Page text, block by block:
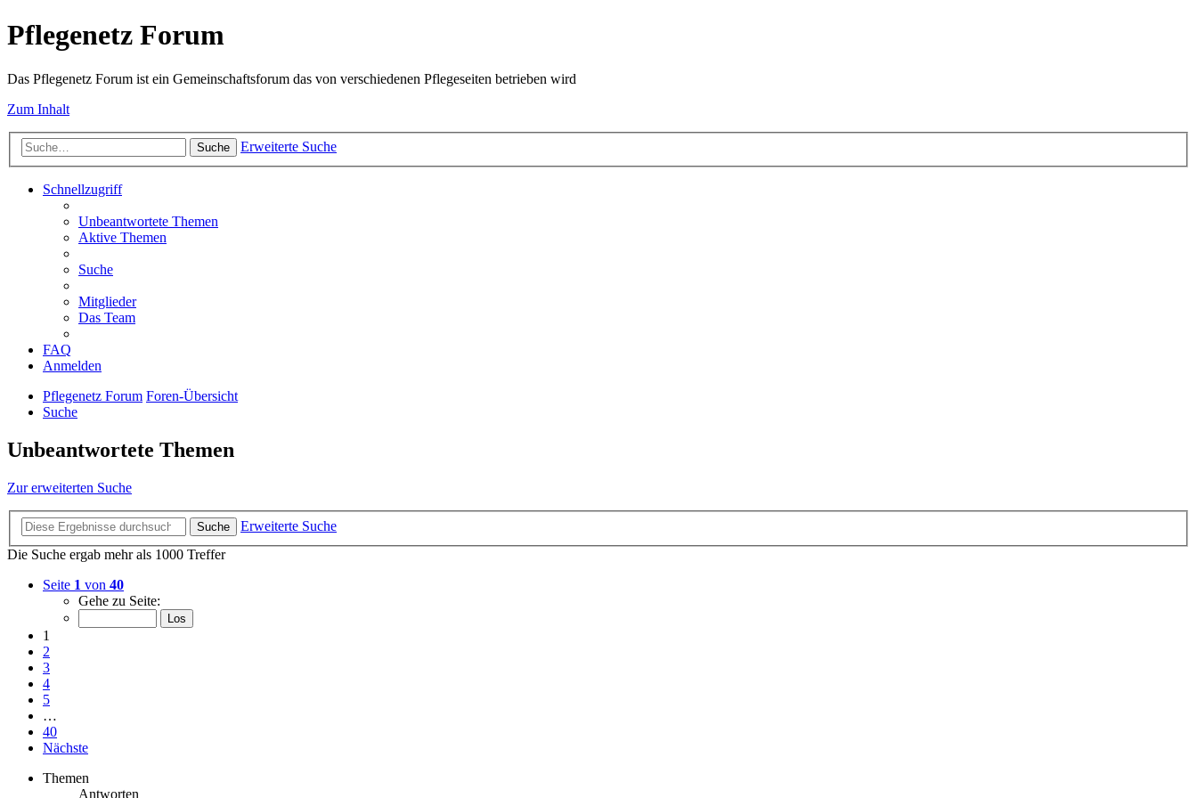
Pflegenetz Forum
Das Pflegenetz Forum ist ein Gemeinschaftsforum das von verschiedenen Pflegeseiten betrieben wird
Zum Inhalt
Suche Erweiterte Suche
Schnellzugriff
Unbeantwortete Themen
Aktive Themen
Suche
Mitglieder
Das Team
FAQ
Anmelden
Pflegenetz Forum Foren-Übersicht
Suche
Unbeantwortete Themen
Zur erweiterten Suche
Suche
Erweiterte Suche
Die Suche ergab mehr als 1000 Treffer
Seite 1 von 40
Gehe zu Seite:
1
2
3
4
5
…
40
Nächste
Themen
Antworten